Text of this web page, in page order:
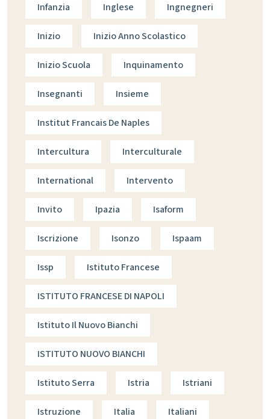
Infanzia Inglese Ingnegneri
Inizio Inizio Anno Scolastico
Inizio Scuola Inquinamento
Insegnanti Insieme
Institut Francais De Naples
Intercultura Interculturale
International Intervento
Invito Ipazia Isaform
Iscrizione Isonzo Ispaam
Issp Istituto Francese
ISTITUTO FRANCESE DI NAPOLI
Istituto Il Nuovo Bianchi
ISTITUTO NUOVO BIANCHI
Istituto Serra Istria Istriani
Istruzione Italia Italiani